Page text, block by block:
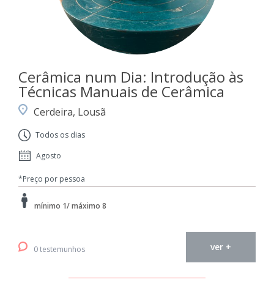
Cerâmica num Dia: Introdução às
Técnicas Manuais de Cerâmica
Cerdeira, Lousã
Todos os dias
Agosto
*Preço por pessoa
mínimo 1/ máximo 8
0 testemunhos ver +